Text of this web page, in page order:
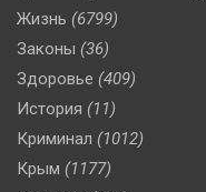
Жизнь (6799)
Законы (36)
Здоровье (409)
История (11)
Криминал (1012)
Крым (1177)